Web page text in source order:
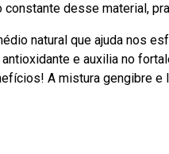
desse material,
natural que ajuda nos
e auxilia no
A mistura gengibre e